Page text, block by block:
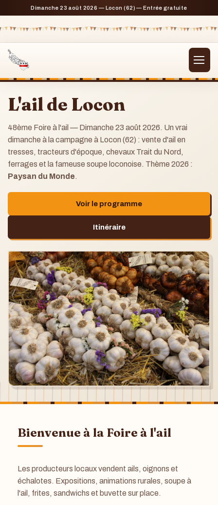
Dimanche 23 août 2026 — Locon (62) — Entrée gratuite
L'ail de Locon
48ème Foire à l'ail — Dimanche 23 août 2026. Un vrai
dimanche à la campagne à Locon (62) : vente d'ail en
tresses, tracteurs d'époque, chevaux Trait du Nord,
ferrages et la fameuse soupe loconoise. Thème 2026 :
Paysan du Monde.
Voir le programme
Itinéraire
Bienvenue à la Foire à l'ail
Les producteurs locaux vendent ails, oignons et
échalotes. Expositions, animations rurales, soupe à
l'ail, frites, sandwichs et buvette sur place.